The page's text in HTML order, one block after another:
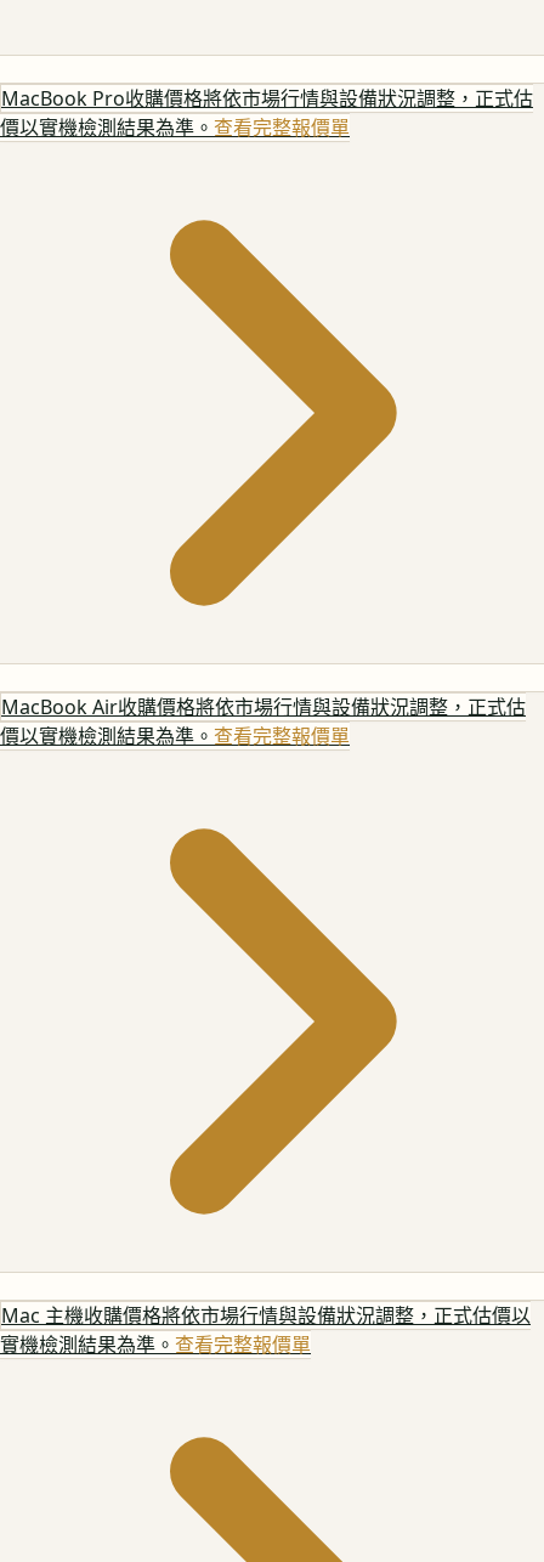
MacBook Pro收購價格將依市場行情與設備狀況調整，正式估
價以實機檢測結果為準。 查看完整報價單
MacBook Air收購價格將依市場行情與設備狀況調整，正式估
價以實機檢測結果為準。 查看完整報價單
Mac 主機收購價格將依市場行情與設備狀況調整，正式估價以
實機檢測結果為準。 查看完整報價單